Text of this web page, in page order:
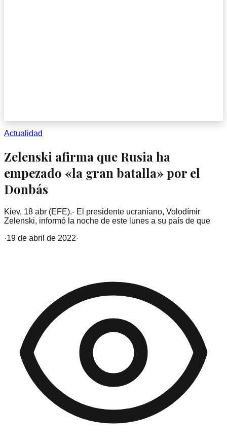
Actualidad
Zelenski afirma que Rusia ha
empezado «la gran batalla» por el
Donbás
Kiev, 18 abr (EFE).- El presidente ucraniano, Volodímir
Zelenski, informó la noche de este lunes a su país de que
·19 de abril de 2022·